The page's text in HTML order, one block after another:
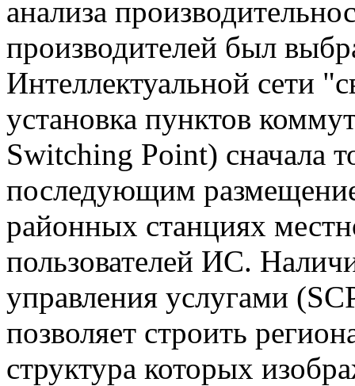
анализа
производителей был
Интеллектуальной сети
установка пунктов
Switching Point)
последующим
районных станциях
пользователей ИС.
управления услугами
позволяет строить
структура которых